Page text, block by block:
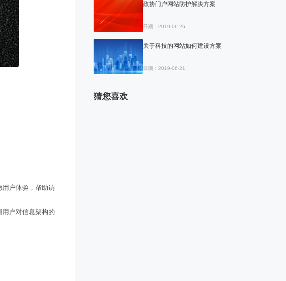
用心服务
释问题！
用户体验，帮助访
用户对信息架构的
政协门户网站防护解决方案
日期：2019-06-26
关于科技的网站如何建设方案
日期：2019-06-21
猜您喜欢